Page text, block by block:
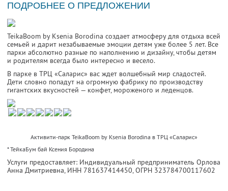
ПОДРОБНЕЕ О ПРЕДЛОЖЕНИИ
TeikaBoom by Ksenia Borodina создает атмосферу для отдыха всей
семьей и дарит незабываемые эмоции детям уже более 5 лет. Все
парки абсолютно разные по наполнению и дизайну, чтобы детям
и родителям всегда было интересно и весело.
В парке в ТРЦ «Саларис» вас ждет волшебный мир сладостей.
Дети словно попадут на огромную фабрику по производству
гигантских вкусностей — конфет, мороженого и леденцов.
Активити-парк TeikaBoom by Ksenia Borodina в ТРЦ «Саларис»
* ТейкаБум бай Ксения Бородина
Услуги предоставляет: Индивидуальный предприниматель Орлова
Анна Дмитриевна, ИНН 781637414450, ОГРН 323784700117602